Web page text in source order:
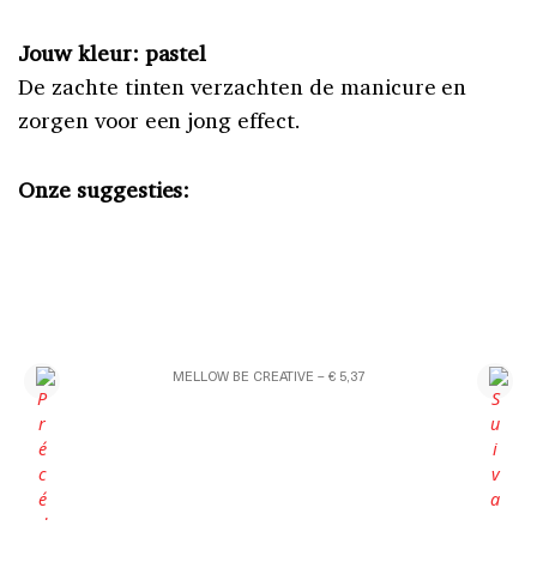
Jouw kleur: pastel
De zachte tinten verzachten de manicure en
zorgen voor een jong effect.
Onze suggesties:
MELLOW BE CREATIVE – € 5,37